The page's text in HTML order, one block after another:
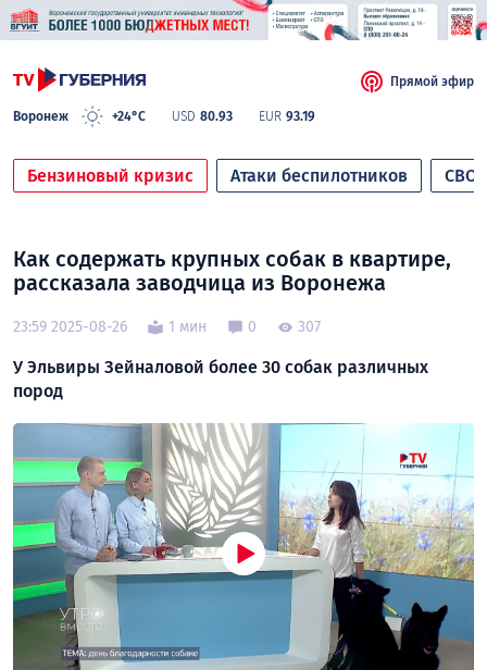
Воронеж +24°C USD 80.93 EUR 93.19
Прямой эфир
Бензиновый кризис Атаки беспилотников СВО
Как содержать крупных собак в квартире,
рассказала заводчица из Воронежа
23:59 2025-08-26 1 мин 0 307
У Эльвиры Зейналовой более 30 собак различных
пород